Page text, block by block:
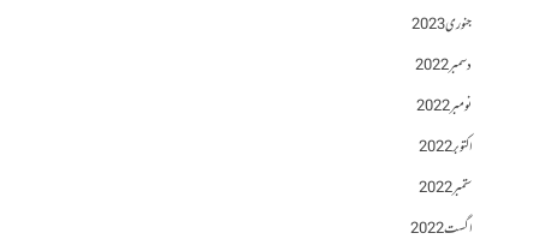
جنوری 2023
دسمبر 2022
نومبر 2022
اکتوبر 2022
ستمبر 2022
اگست 2022